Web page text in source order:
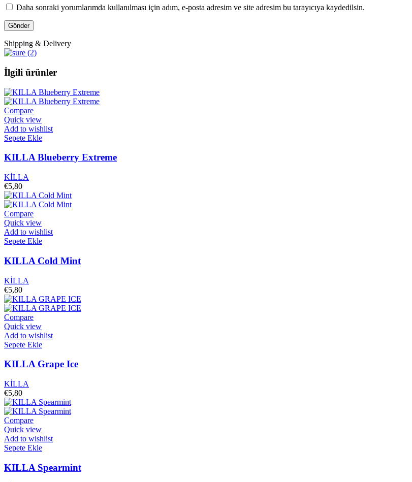
Daha sonraki yorumlarımda kullanılması için adım, e-posta adresim ve site adresim bu tarayıcıya kaydedilsin.
Shipping & Delivery
İlgili ürünler
Compare
Quick view
Add to wishlist
Sepete Ekle
KILLA Blueberry Extreme
KİLLA
€5,80
Compare
Quick view
Add to wishlist
Sepete Ekle
KILLA Cold Mint
KİLLA
€5,80
Compare
Quick view
Add to wishlist
Sepete Ekle
KILLA Grape Ice
KİLLA
€5,80
Compare
Quick view
Add to wishlist
Sepete Ekle
KILLA Spearmint